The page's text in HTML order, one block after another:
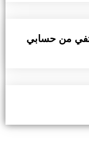
من حسابي